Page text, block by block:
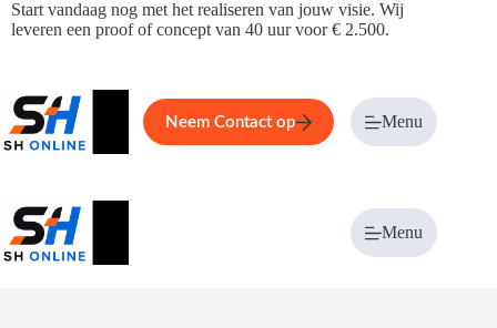
Ga
naar
Start vandaag nog met het realiseren van jouw visie. Wij
leveren een proof of concept van 40 uur voor € 2.500.
Home Service Over ons
Neem Contact op Menu
Menu